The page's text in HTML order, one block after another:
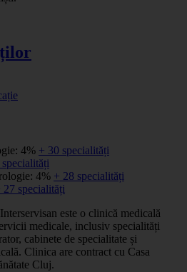
4% + 30 specialități
4% + 28 specialități
27 specialități
este o clinică medicală
medicale, inclusiv specialități
cabinete de specialitate și
Clinica are contract cu Casa
Cluj.